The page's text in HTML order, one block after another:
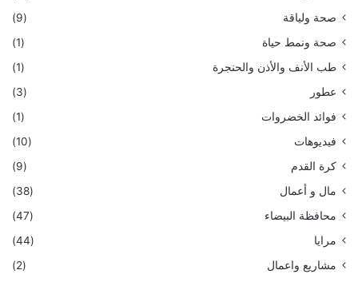
صحة ولياقة
(9)
صحة ونمط حياة
(1)
طب الأنف والأذن والحنجرة
(1)
عطور
(3)
فوائد الخضروات
(1)
فيديوهات
(10)
كرة القدم
(9)
مال و أعمال
(38)
محافظة البيضاء
(47)
مرايا
(44)
مشاريع واعمال
(2)